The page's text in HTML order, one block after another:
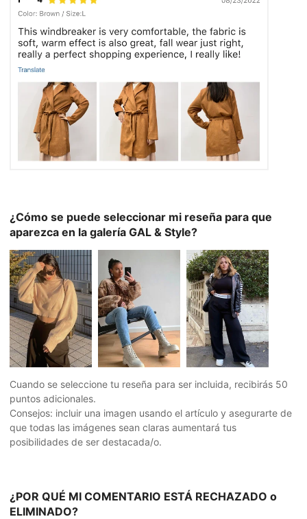
¿Cómo se puede seleccionar mi reseña para que
aparezca en la galería GAL & Style?
Cuando se seleccione tu reseña para ser incluida, recibirás 50
puntos adicionales.
Consejos: incluir una imagen usando el artículo y asegurarte de
que todas las imágenes sean claras aumentará tus
posibilidades de ser destacada/o.
¿POR QUÉ MI COMENTARIO ESTÁ RECHAZADO o
ELIMINADO?